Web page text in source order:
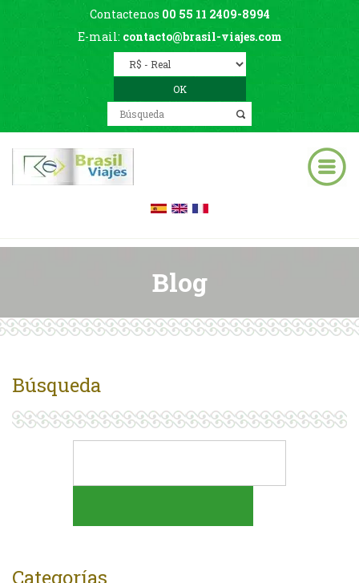
Contactenos 00 55 11 2409-8994
E-mail: contacto@brasil-viajes.com
Blog
Búsqueda
Categorías